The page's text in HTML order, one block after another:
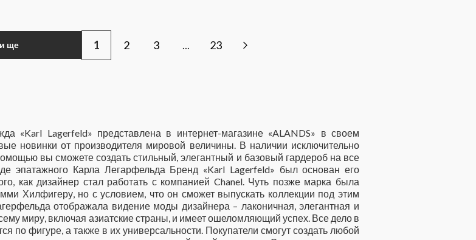
ще 1 2 3 ... 23
«Karl Lagerfeld» представлена в интернет-магазине «ALANDS» в своем
новинки от производителя мировой величины. В наличии исключительно
вы сможете создать стильный, элегантный и базовый гардероб на все
эпатажного Карла Легарфельда Бренд «Karl Lagerfeld» был основан его
как дизайнер стал работать с компанией Chanel. Чуть позже марка была
Хилфигеру, но с условием, что он сможет выпускать коллекции под этим
отображала видение моды дизайнера – лаконичная, элегантная и
миру, включая азиатские страны, и имеет ошеломляющий успех. Все дело в
по фигуре, а также в их универсальности. Покупатели смогут создать любой